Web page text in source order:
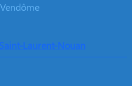
Laurent-Nouan